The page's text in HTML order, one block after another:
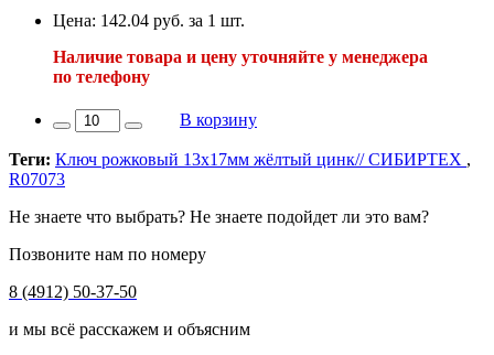
Цена: 142.04 руб. за 1 шт.
Наличие товара и цену уточняйте у менеджера
по телефону
В корзину
Теги: Ключ рожковый 13х17мм жёлтый цинк// СИБИРТЕХ ,
R07073
Не знаете что выбрать? Не знаете подойдет ли это вам?
Позвоните нам по номеру
8 (4912) 50-37-50
и мы всё расскажем и объясним